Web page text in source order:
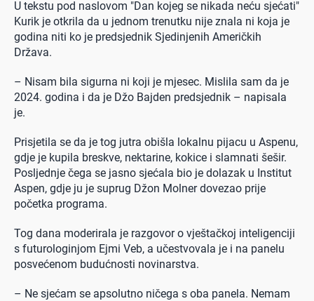
U tekstu pod naslovom "Dan kojeg se nikada neću sjećati"
Kurik je otkrila da u jednom trenutku nije znala ni koja je
godina niti ko je predsjednik Sjedinjenih Američkih
Država.
– Nisam bila sigurna ni koji je mjesec. Mislila sam da je
2024. godina i da je Džo Bajden predsjednik – napisala
je.
Prisjetila se da je tog jutra obišla lokalnu pijacu u Aspenu,
gdje je kupila breskve, nektarine, kokice i slamnati šešir.
Posljednje čega se jasno sjećala bio je dolazak u Institut
Aspen, gdje ju je suprug Džon Molner dovezao prije
početka programa.
Tog dana moderirala je razgovor o vještačkoj inteligenciji
s futurologinjom Ejmi Veb, a učestvovala je i na panelu
posvećenom budućnosti novinarstva.
– Ne sjećam se apsolutno ničega s oba panela. Nemam